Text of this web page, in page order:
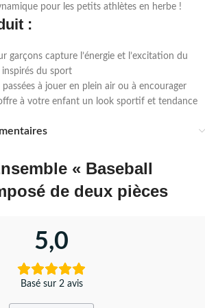
pour les petits athlètes en herbe !
:
garçons capture l’énergie et l’excitation du
inspirés du sport
à jouer en plein air ou à encourager
à votre enfant un look sportif et tendance
« Baseball
de deux pièces
5,0
Basé sur 2 avis